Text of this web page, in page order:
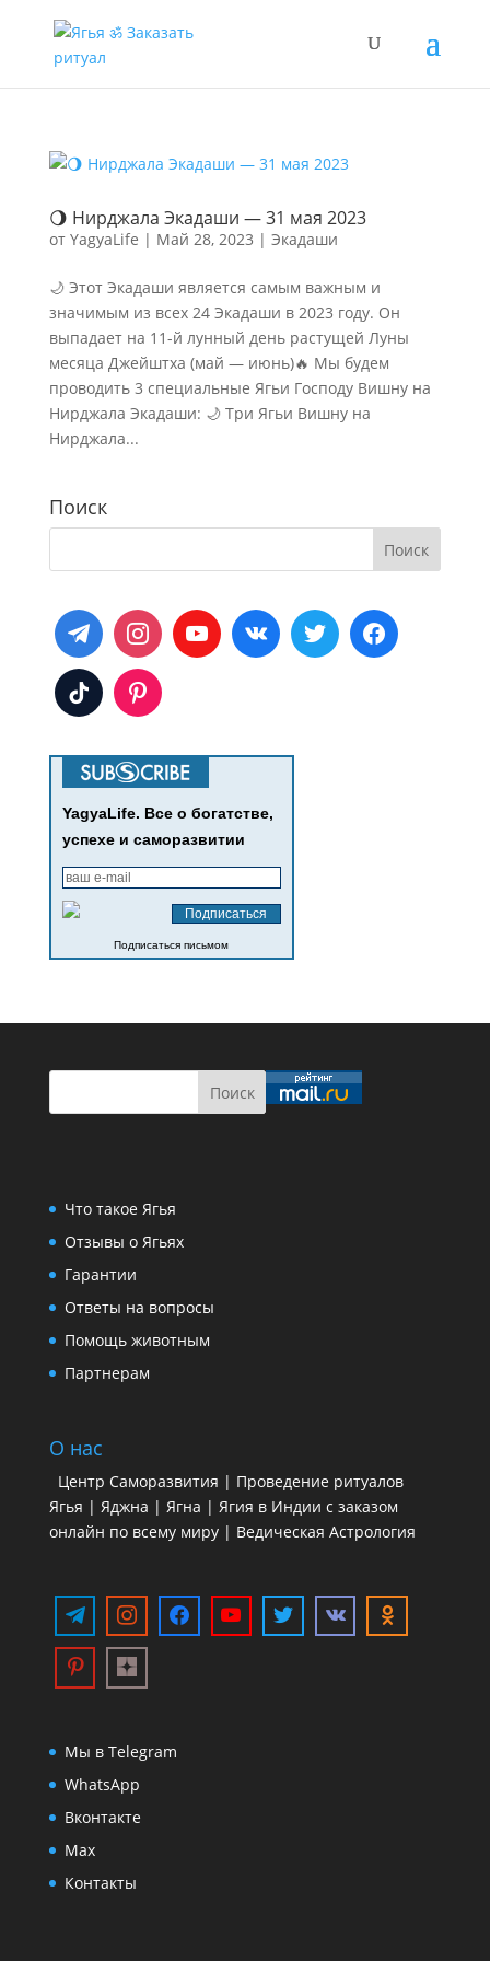
🌖 Нирджала Экадаши — 31 мая 2023
от YagyaLife | Май 28, 2023 | Экадаши
🌙 Этот Экадаши является самым важным и
значимым из всех 24 Экадаши в 2023 году. Он
выпадает на 11-й лунный день растущей Луны
месяца Джейштха (май — июнь)🔥 Мы будем
проводить 3 специальные Ягьи Господу Вишну на
Нирджала Экадаши: 🌙 Три Ягьи Вишну на
Нирджала...
Поиск
YagyaLife. Все о богатстве,
успехе и саморазвитии
Подписаться письмом
Что такое Ягья
Отзывы о Ягьях
Гарантии
Ответы на вопросы
Помощь животным
Партнерам
О нас
Центр Саморазвития | Проведение ритуалов
Ягья | Яджна | Ягна | Ягия в Индии с заказом
онлайн по всему миру | Ведическая Астрология
Мы в Telegram
WhatsApp
Вконтакте
Max
Контакты